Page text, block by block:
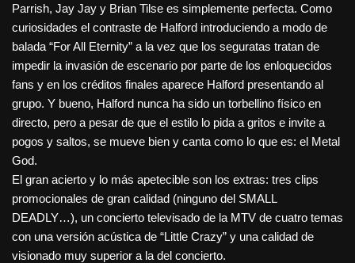
Parrish, Jay Jay y Brian Tilse es simplemente perfecta. Como
curiosidades el contraste de Halford introduciendo a modo de
balada “For All Eternity” a la vez que los seguratas tratan de
impedir la invasión de escenario por parte de los enloquecidos
fans y en los créditos finales aparece Halford presentando al
grupo. Y bueno, Halford nunca ha sido un torbellino físico en
directo, pero a pesar de que el estilo lo pida a gritos e invite a
pogos y saltos, se mueve bien y canta como lo que es: el Metal
God.
El gran acierto y lo más apetecible son los extras: tres clips
promocionales de gran calidad (ninguno del SMALL
DEADLY…), un concierto televisado de la MTV de cuatro temas
con una versión acústica de “Little Crazy” y una calidad de
visionado muy superior a la del concierto.